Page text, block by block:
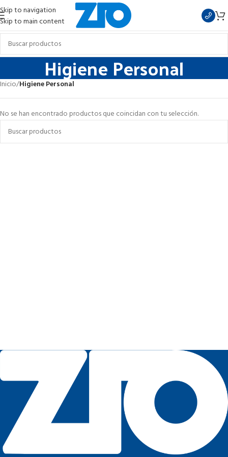
Skip to navigation
Skip to main content
Higiene Personal
Inicio/Higiene Personal
No se han encontrado productos que coincidan con tu selección.